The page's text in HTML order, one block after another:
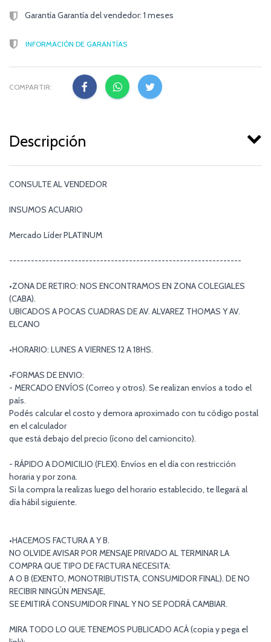
Garantía Garantía del vendedor: 1 meses
INFORMACIÓN DE GARANTÍAS
COMPARTIR:
Descripción
CONSULTE AL VENDEDOR
INSUMOS ACUARIO
Mercado Líder PLATINUM
----------------------------------------------------------------
•ZONA DE RETIRO: NOS ENCONTRAMOS EN ZONA COLEGIALES
(CABA).
UBICADOS A POCAS CUADRAS DE AV. ALVAREZ THOMAS Y AV.
ELCANO
•HORARIO: LUNES A VIERNES 12 A 18HS.
•FORMAS DE ENVIO:
- MERCADO ENVÍOS (Correo y otros). Se realizan envíos a todo el
país.
Podés calcular el costo y demora aproximado con tu código postal
en el calculador
que está debajo del precio (ícono del camioncito).
- RÁPIDO A DOMICILIO (FLEX). Envíos en el día con restricción
horaria y por zona.
Si la compra la realizas luego del horario establecido, te llegará al
día hábil siguiente.
•HACEMOS FACTURA A Y B.
NO OLVIDE AVISAR POR MENSAJE PRIVADO AL TERMINAR LA
COMPRA QUE TIPO DE FACTURA NECESITA:
A O B (EXENTO, MONOTRIBUTISTA, CONSUMIDOR FINAL). DE NO
RECIBIR NINGÚN MENSAJE,
SE EMITIRÁ CONSUMIDOR FINAL Y NO SE PODRÁ CAMBIAR.
MIRA TODO LO QUE TENEMOS PUBLICADO ACÁ (copia y pega el